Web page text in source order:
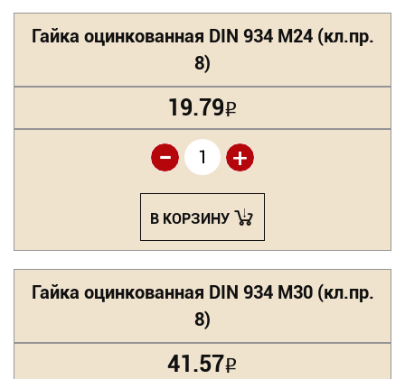
Гайка оцинкованная DIN 934 М24 (кл.пр.
8)
19.79Р
+
-
В КОРЗИНУ
Гайка оцинкованная DIN 934 М30 (кл.пр.
8)
41.57Р